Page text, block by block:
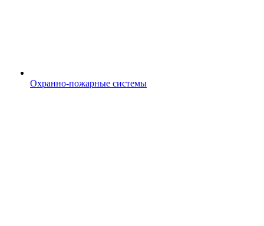
Охранно-пожарные системы